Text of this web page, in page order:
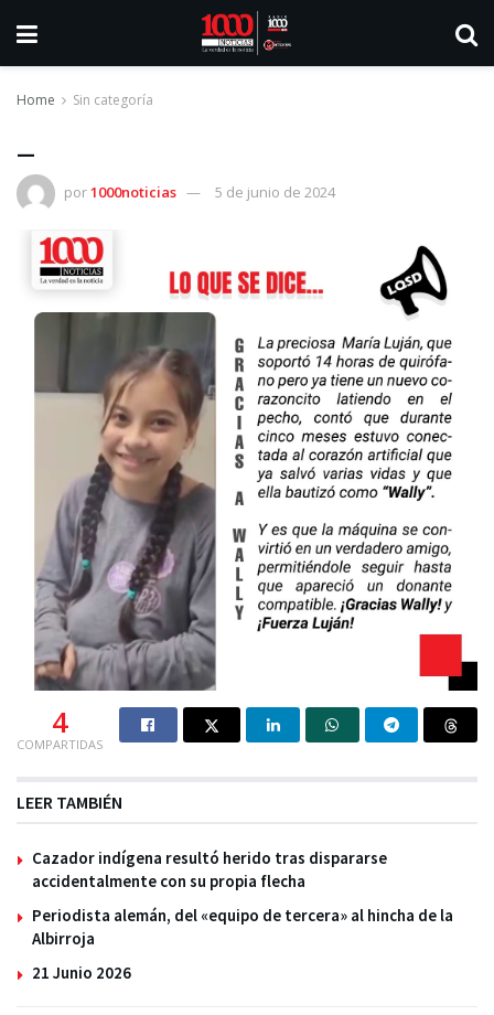
Home Sin categoría
por1000noticias 5 de junio de 2024
4
COMPARTIDAS
LEER TAMBIÉN
Cazador indígena resultó herido tras dispararse
accidentalmente con su propia flecha
Periodista alemán, del «equipo de tercera» al hincha de la
Albirroja
21 Junio 2026